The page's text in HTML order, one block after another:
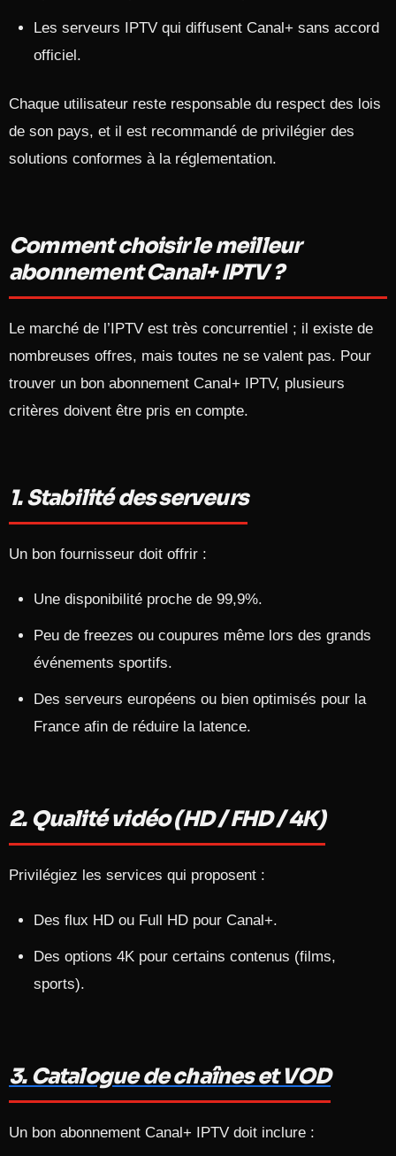
Les serveurs IPTV qui diffusent Canal+ sans accord
officiel.
Chaque utilisateur reste responsable du respect des lois
de son pays, et il est recommandé de privilégier des
solutions conformes à la réglementation.​
Comment choisir le meilleur
abonnement Canal+ IPTV ?
Le marché de l’IPTV est très concurrentiel ; il existe de
nombreuses offres, mais toutes ne se valent pas. Pour
trouver un bon abonnement Canal+ IPTV, plusieurs
critères doivent être pris en compte.​
1. Stabilité des serveurs
Un bon fournisseur doit offrir :
Une disponibilité proche de 99,9%.
Peu de freezes ou coupures même lors des grands
événements sportifs.
Des serveurs européens ou bien optimisés pour la
France afin de réduire la latence.​
2. Qualité vidéo (HD / FHD / 4K)
Privilégiez les services qui proposent :
Des flux HD ou Full HD pour Canal+.
Des options 4K pour certains contenus (films,
sports).​
3. Catalogue de chaînes et VOD
Un bon abonnement Canal+ IPTV doit inclure :